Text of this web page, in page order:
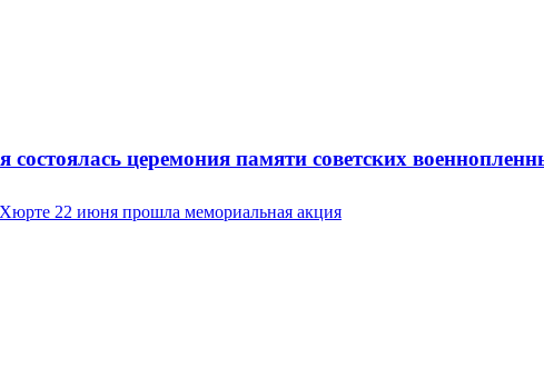
состоялась церемония памяти советских